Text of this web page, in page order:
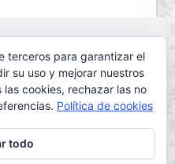
terceros para garantizar el
su uso y mejorar nuestros
cookies, rechazar las no
Política de cookies
todo